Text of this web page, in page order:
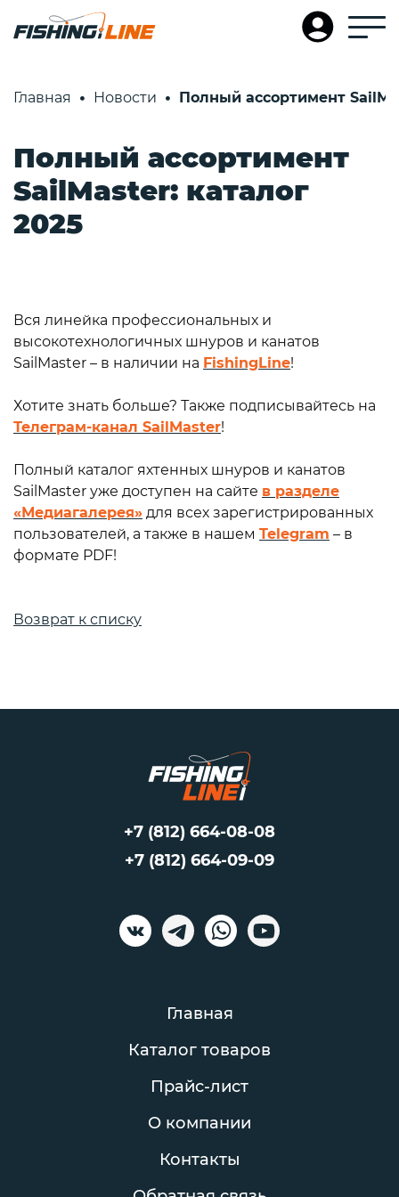
Главная Новости Полный ассортимент
Полный ассортимент
SailMaster: каталог
2025
Вся линейка профессиональных и
высокотехнологичных шнуров и канатов
SailMaster – в наличии на FishingLine!
Хотите знать больше? Также подписывайтесь на
Телеграм-канал SailMaster!
Полный каталог яхтенных шнуров и канатов
SailMaster уже доступен на сайте в разделе
«Медиагалерея» для всех зарегистрированных
пользователей, а также в нашем Telegram – в
формате PDF!
Возврат к списку
Главная
Каталог товаров
Прайс-лист
О компании
Контакты
+7 (812) 664-08-08
+7 (812) 664-09-09